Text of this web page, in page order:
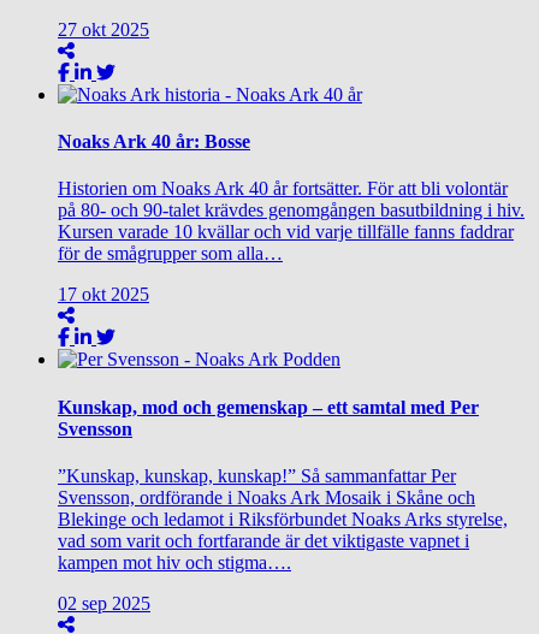
27 okt 2025
Noaks Ark 40 år: Bosse
Historien om Noaks Ark 40 år fortsätter. För att bli volontär
på 80- och 90-talet krävdes genomgången basutbildning i hiv.
Kursen varade 10 kvällar och vid varje tillfälle fanns faddrar
för de smågrupper som alla…
17 okt 2025
Kunskap, mod och gemenskap – ett samtal med Per
Svensson
”Kunskap, kunskap, kunskap!” Så sammanfattar Per
Svensson, ordförande i Noaks Ark Mosaik i Skåne och
Blekinge och ledamot i Riksförbundet Noaks Arks styrelse,
vad som varit och fortfarande är det viktigaste vapnet i
kampen mot hiv och stigma….
02 sep 2025